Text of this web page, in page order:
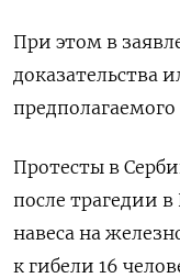
При этом в
доказательства
Протесты в
после трагедии
навеса на
к гибели 16